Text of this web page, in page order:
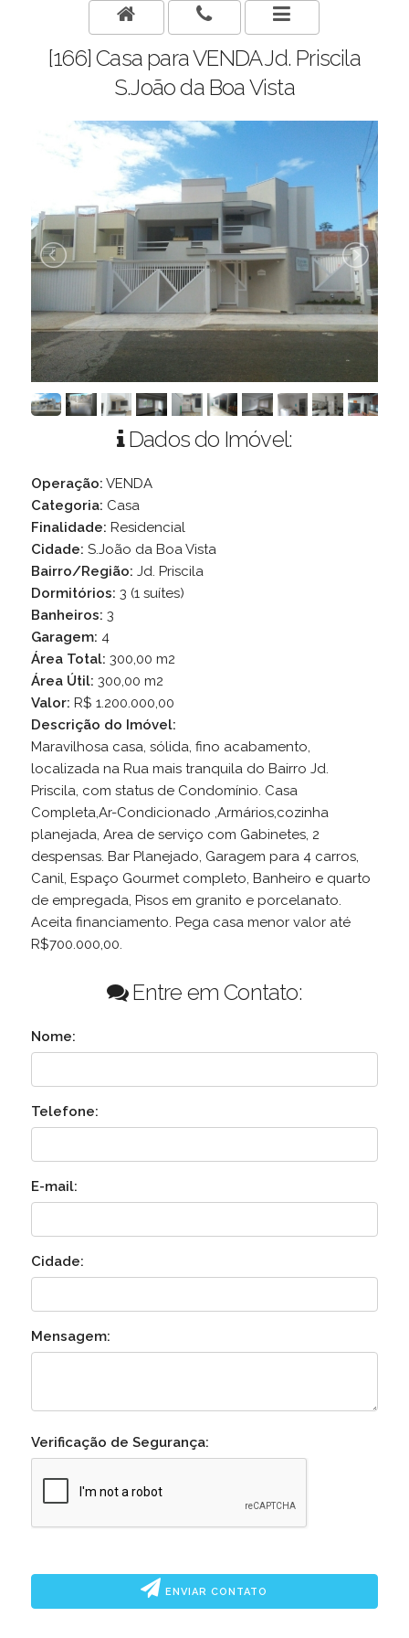
[166] Casa para VENDA Jd. Priscila
S.João da Boa Vista
Dados do Imóvel:
Operação: VENDA
Categoria: Casa
Finalidade: Residencial
Cidade: S.João da Boa Vista
Bairro/Região: Jd. Priscila
Dormitórios: 3 (1 suítes)
Banheiros: 3
Garagem: 4
Área Total: 300,00 m2
Área Útil: 300,00 m2
Valor: R$ 1.200.000,00
Descrição do Imóvel:
Maravilhosa casa, sólida, fino acabamento,
localizada na Rua mais tranquila do Bairro Jd.
Priscila, com status de Condomínio. Casa
Completa,Ar-Condicionado ,Armários,cozinha
planejada, Area de serviço com Gabinetes, 2
despensas. Bar Planejado, Garagem para 4 carros,
Canil, Espaço Gourmet completo, Banheiro e quarto
de empregada, Pisos em granito e porcelanato.
Aceita financiamento. Pega casa menor valor até
R$700.000,00.
Entre em Contato:
Nome:
Telefone:
E-mail:
Cidade:
Mensagem:
Verificação de Segurança:
ENVIAR CONTATO